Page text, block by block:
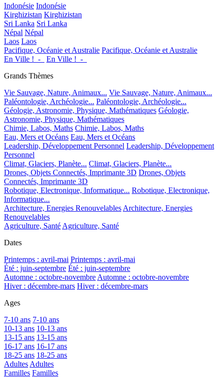
Indonésie Indonésie
Kirghizistan Kirghizistan
Sri Lanka Sri Lanka
Népal Népal
Laos Laos
Pacifique, Océanie et Australie Pacifique, Océanie et Australie
En Ville !_-_
En Ville !_-_
Grands Thèmes
Vie Sauvage, Nature, Animaux... Vie Sauvage, Nature, Animaux...
Paléontologie, Archéologie... Paléontologie, Archéologie...
Géologie, Astronomie, Physique, Mathématiques Géologie,
Astronomie, Physique, Mathématiques
Chimie, Labos, Maths Chimie, Labos, Maths
Eau, Mers et Océans Eau, Mers et Océans
Leadership, Développement Personnel Leadership, Développement
Personnel
Climat, Glaciers, Planète... Climat, Glaciers, Planète...
Drones, Objets Connectés, Imprimante 3D Drones, Objets
Connectés, Imprimante 3D
Robotique, Electronique, Informatique... Robotique, Electronique,
Informatique...
Architecture, Energies RenouvelablesArchitecture, Energies
Renouvelables
Agriculture, SantéAgriculture, Santé
Dates
Printemps : avril-mai Printemps : avril-mai
Été : juin-septembre Été : juin-septembre
Automne : octobre-novembreAutomne : octobre-novembre
Hiver : décembre-mars Hiver : décembre-mars
Ages
7-10 ans 7-10 ans
10-13 ans 10-13 ans
13-15 ans 13-15 ans
16-17 ans 16-17 ans
18-25 ans 18-25 ans
AdultesAdultes
Familles Familles